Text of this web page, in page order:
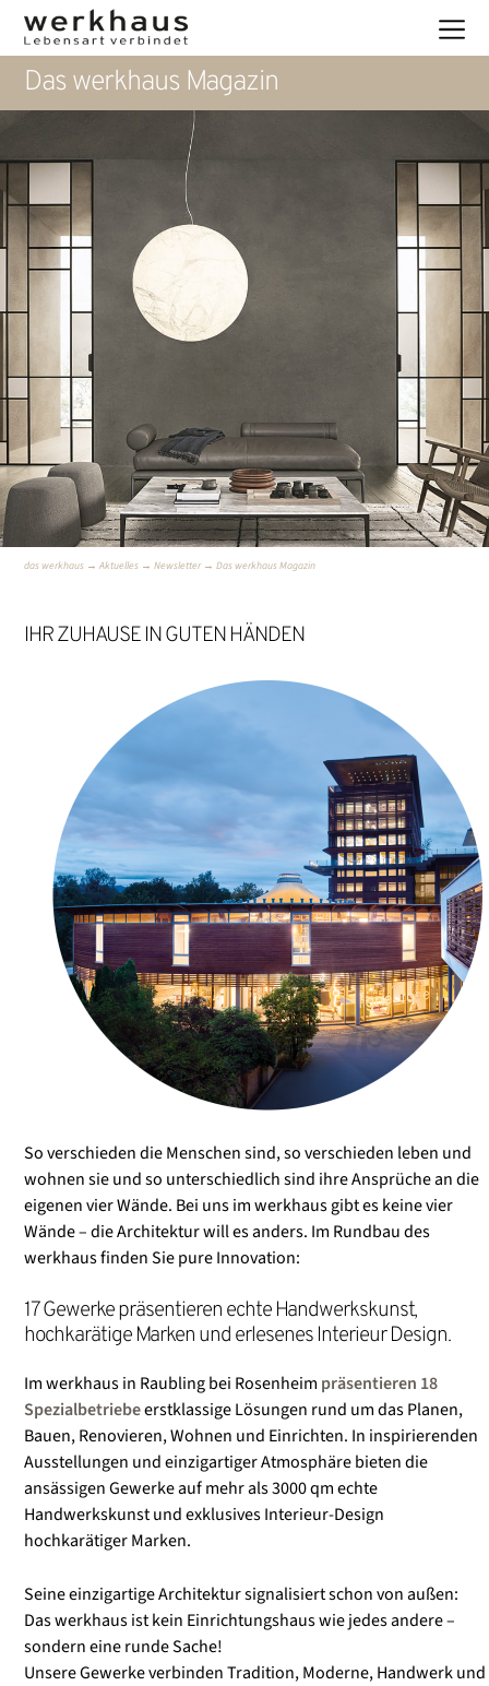
Das werkhaus Magazin
das werkhaus →Aktuelles →Newsletter→Das werkhaus Magazin
IHR ZUHAUSE IN GUTEN HÄNDEN
So verschieden die Menschen sind, so verschieden leben und
wohnen sie und so unterschiedlich sind ihre Ansprüche an die
eigenen vier Wände. Bei uns im werkhaus gibt es keine vier
Wände – die Architektur will es anders. Im Rundbau des
werkhaus finden Sie pure Innovation:
17 Gewerke präsentieren echte Handwerkskunst,
hochkarätige Marken und erlesenes Interieur Design.
Im werkhaus in Raubling bei Rosenheim präsentieren 18
Spezialbetriebeerstklassige Lösungen rund um das Planen,
Bauen, Renovieren, Wohnen und Einrichten. In inspirierenden
Ausstellungen und einzigartiger Atmosphäre bieten die
ansässigen Gewerke auf mehr als 3000 qm echte
Handwerkskunst und exklusives Interieur-Design
hochkarätiger Marken.
Seine einzigartige Architektur signalisiert schon von außen:
Das werkhaus ist kein Einrichtungshaus wie jedes andere –
sondern eine runde Sache!
Unsere Gewerke verbinden Tradition, Moderne, Handwerk und